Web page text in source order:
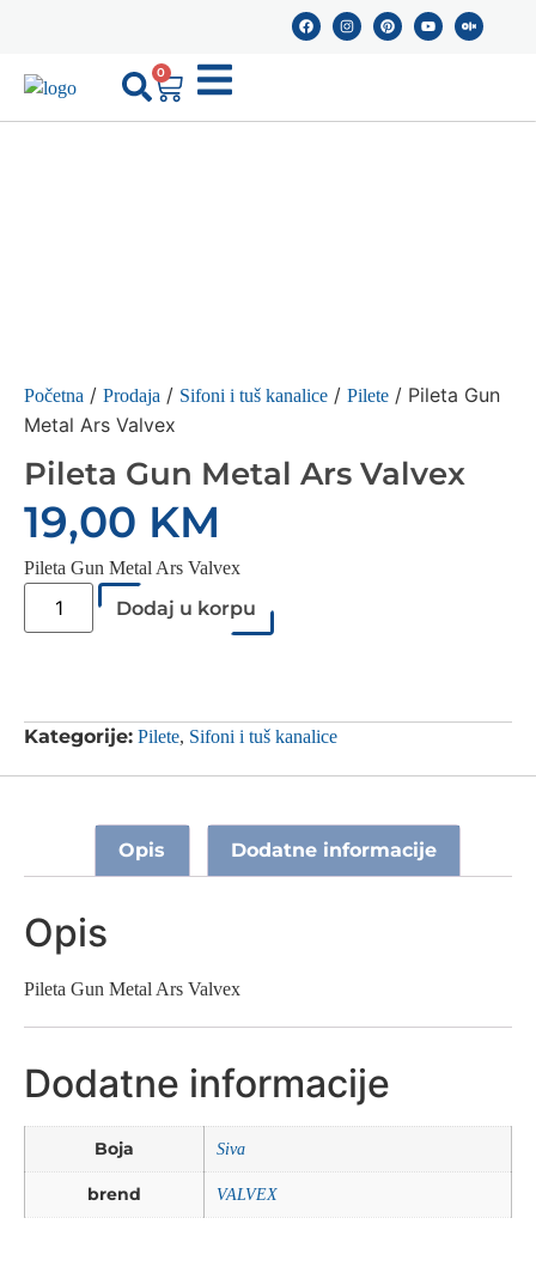
0
Početna / Prodaja / Sifoni i tuš kanalice / Pilete / Pileta Gun
Metal Ars Valvex
Pileta Gun Metal Ars Valvex
19,00 KM
Pileta Gun Metal Ars Valvex
Dodaj u korpu
Kategorije: Pilete, Sifoni i tuš kanalice
Opis Dodatne informacije
Opis
Pileta Gun Metal Ars Valvex
Dodatne informacije
Boja Siva
brend VALVEX